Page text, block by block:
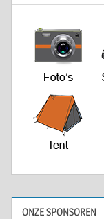
ONZE SPONSOREN